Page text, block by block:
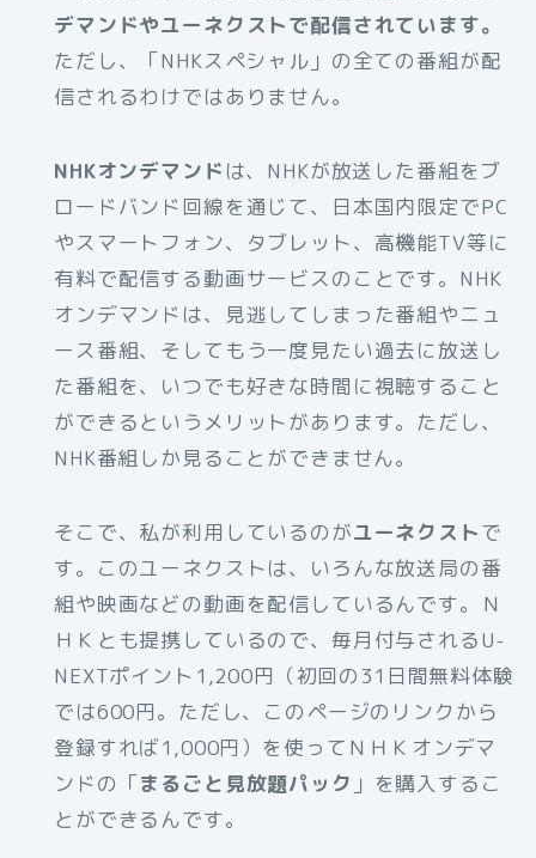
デマンドやユーネクストで配信されています。
ただし、「NHKスペシャル」の全ての番組が配
信されるわけではありません。
NHKオンデマンド は、NHKが放送した番組をブ
ロードバンド回線を通じて、日本国内限定でPC
やスマートフォン、タブレット、高機能TV等に
有料で配信する動画サービスのことです。NHK
オンデマンドは、見逃してしまった番組やニュ
ース番組、そしてもう一度見たい過去に放送し
た番組を、いつでも好きな時間に視聴すること
ができるというメリットがあります。ただし、
NHK番組しか見ることができません。
そこで、私が利用しているのがユーネクストで
す。このユーネクストは、いろんな放送局の番
組や映画などの動画を配信しているんです。Ｎ
ＨＫとも提携しているので、毎月付与されるU-
NEXTポイント1,200円（初回の31日間無料体験
では600円。ただし、このページのリンクから
登録すれば1,000円）を使ってＮＨＫオンデマ
ンドの「まるごと見放題パック 」を購入するこ
とができるんです。